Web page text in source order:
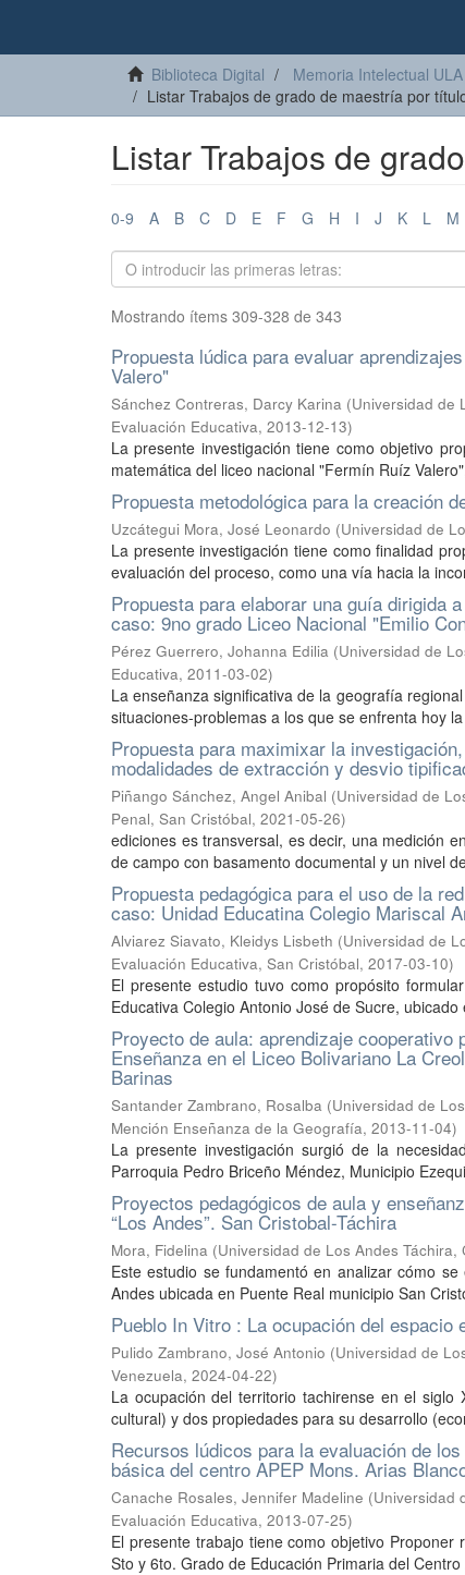
Biblioteca Digital Memoria Intelectual ULA
Listar Trabajos de grado de maestría por
Listar Trabajos de
0-9 A B C D E F G H I J K L M
Mostrando ítems 309-328 de 343
Propuesta lúdica para evaluar
Valero"
Sánchez Contreras, Darcy Karina (Universidad de
Evaluación Educativa, 2013-12-13)
La presente investigación tiene como objetivo
matemática del liceo nacional "Fermín Ruíz
Propuesta metodológica para la creación
Uzcátegui Mora, José Leonardo (Universidad de
La presente investigación tiene como finalidad
evaluación del proceso, como una vía hacia la
Propuesta para elaborar una guía dirigida
caso: 9no grado Liceo Nacional "Emilio
Pérez Guerrero, Johanna Edilia (Universidad de
Educativa, 2011-03-02)
La enseñanza significativa de la geografía
situaciones-problemas a los que se enfrenta hoy
Propuesta para maximixar la
modalidades de extracción y desvio
Piñango Sánchez, Angel Anibal (Universidad de
Penal, San Cristóbal, 2021-05-26)
ediciones es transversal, es decir, una medición
de campo con basamento documental y un nivel
Propuesta pedagógica para el uso de la
caso: Unidad Educatina Colegio Mariscal
Alviarez Siavato, Kleidys Lisbeth (Universidad de
Evaluación Educativa, San Cristóbal, 2017-03-10)
El presente estudio tuvo como propósito
Educativa Colegio Antonio José de Sucre,
Proyecto de aula: aprendizaje
Enseñanza en el Liceo Bolivariano La
Barinas
Santander Zambrano, Rosalba (Universidad de
Mención Enseñanza de la Geografía, 2013-11-04)
La presente investigación surgió de la
Parroquia Pedro Briceño Méndez, Municipio
Proyectos pedagógicos de aula y
“Los Andes”. San Cristobal-Táchira
Mora, Fidelina (Universidad de Los Andes
Este estudio se fundamentó en analizar cómo
Andes ubicada en Puente Real municipio San
Pueblo In Vitro : La ocupación del
Pulido Zambrano, José Antonio (Universidad de
Venezuela, 2024-04-22)
La ocupación del territorio tachirense en el
cultural) y dos propiedades para su desarrollo
Recursos lúdicos para la evaluación de
básica del centro APEP Mons. Arias
Canache Rosales, Jennifer Madeline (Universidad
Evaluación Educativa, 2013-07-25)
El presente trabajo tiene como objetivo
Sto y 6to. Grado de Educación Primaria del